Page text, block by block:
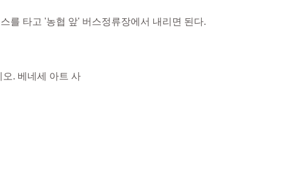
타고 '농협 앞' 버스정류장에서 내리면 된다.
. 베네세 아트 사